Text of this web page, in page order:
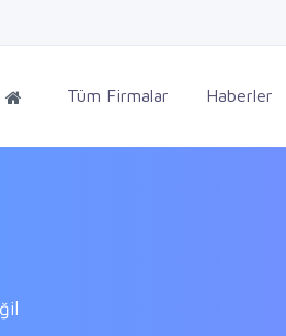
Tüm Firmalar Haberler